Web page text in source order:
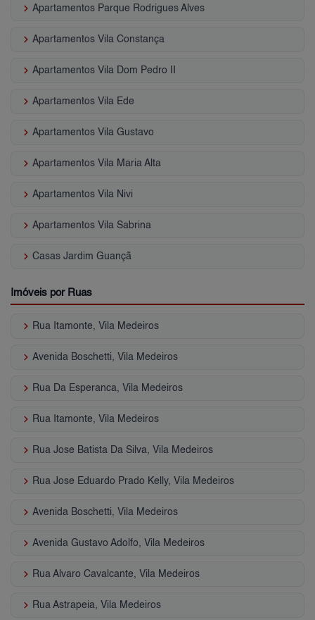
keyboard_arrow_right Apartamentos Parque Rodrigues Alves
keyboard_arrow_right Apartamentos Vila Constança
keyboard_arrow_right Apartamentos Vila Dom Pedro II
keyboard_arrow_right Apartamentos Vila Ede
keyboard_arrow_right Apartamentos Vila Gustavo
keyboard_arrow_right Apartamentos Vila Maria Alta
keyboard_arrow_right Apartamentos Vila Nivi
keyboard_arrow_right Apartamentos Vila Sabrina
keyboard_arrow_right Casas Jardim Guançã
Imóveis por Ruas
keyboard_arrow_right Rua Itamonte, Vila Medeiros
keyboard_arrow_right Avenida Boschetti, Vila Medeiros
keyboard_arrow_right Rua Da Esperanca, Vila Medeiros
keyboard_arrow_right Rua Itamonte, Vila Medeiros
keyboard_arrow_right Rua Jose Batista Da Silva, Vila Medeiros
keyboard_arrow_right Rua Jose Eduardo Prado Kelly, Vila Medeiros
keyboard_arrow_right Avenida Boschetti, Vila Medeiros
keyboard_arrow_right Avenida Gustavo Adolfo, Vila Medeiros
keyboard_arrow_right Rua Alvaro Cavalcante, Vila Medeiros
keyboard_arrow_right Rua Astrapeia, Vila Medeiros